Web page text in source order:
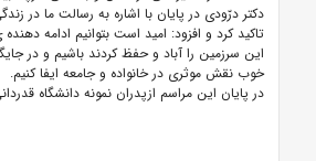
دکتر درّودی در پایان با اشاره به رسالت ما در
تاکید کرد و افزود: امید است بتوانیم ادامه
این سرزمین را آباد و حفظ کردند باشیم و در
خوب نقش موثری در خانواده و جامعه ایفا کنیم.
در پایان این مراسم ازپدران نمونه دانشگاه